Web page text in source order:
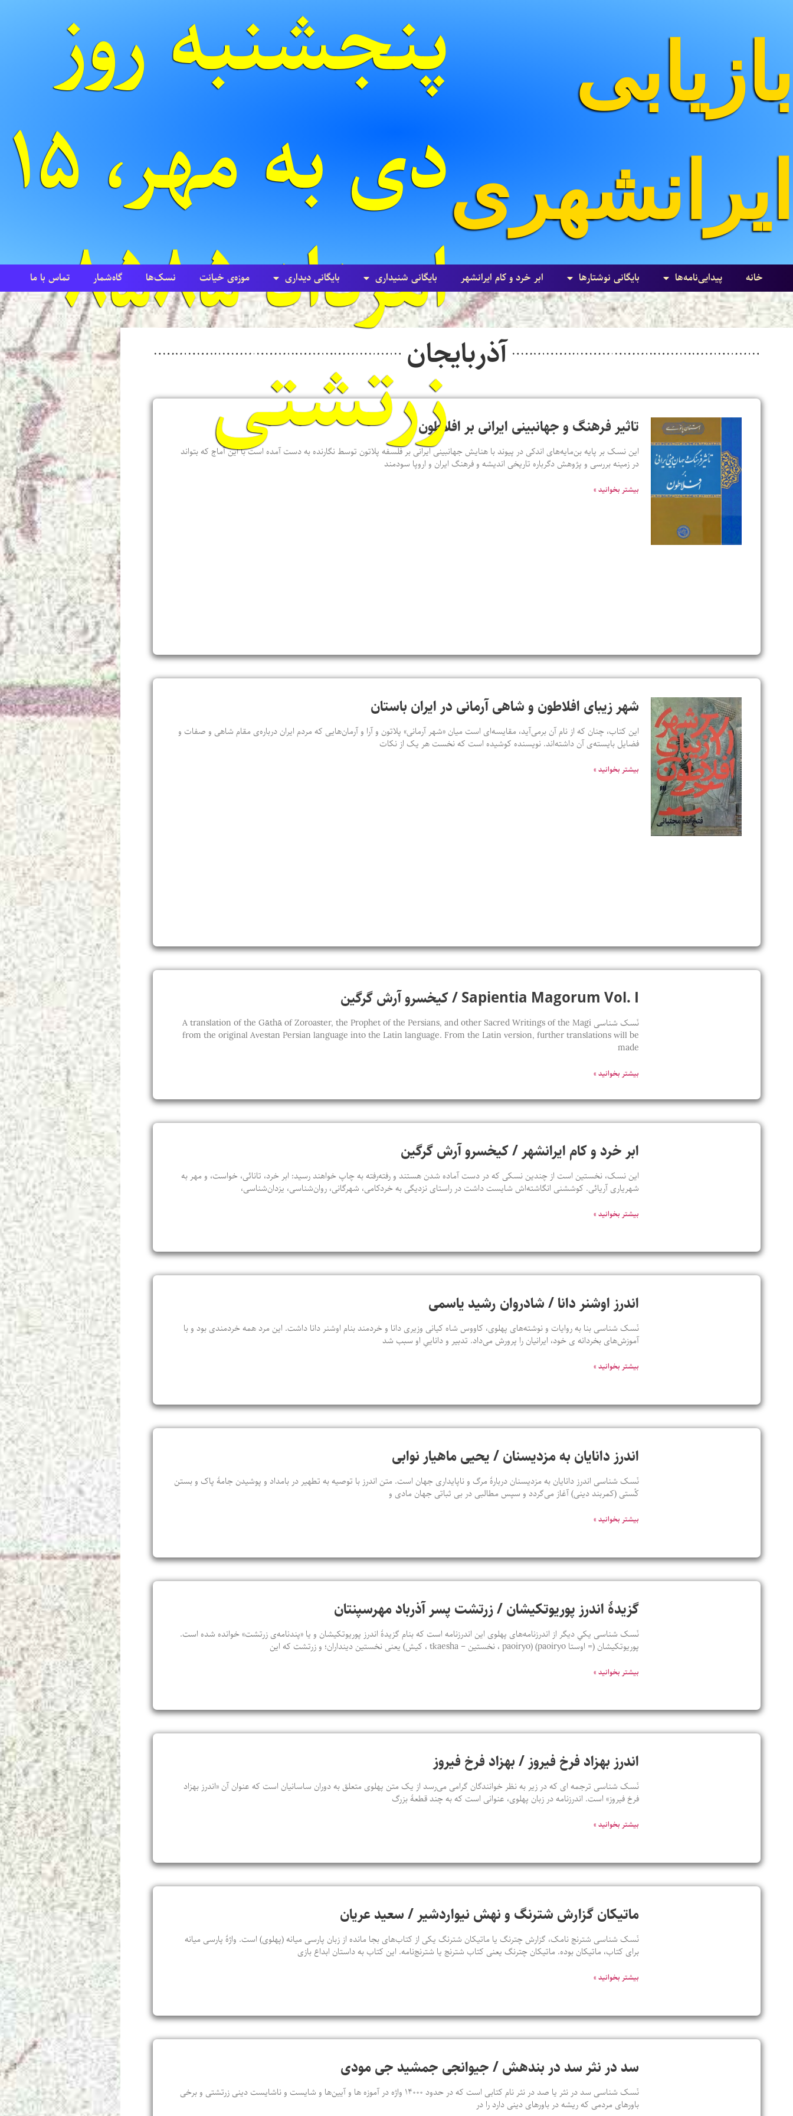
بازیابی
ایرانشهری
پنجشنبه روز
دی به مهر، ۱۵
امرداد ۸۵۸۵
زرتشتی
خانه پیدایی‌نامه‌ها بایگانی نوشتارها ابر خرد و کام ایرانشهر بایگانی شنيداری بایگانی ديداری موزه‌ی خیانت نسک‌ها گاه‌شمار تماس با ما
آذربایجان
تاثیر فرهنگ و جهانبینی ایرانی بر افلاطون
این نسک بر پایه بن‌مایه‌های اندکی در پیوند با هنایش جهانبینی ایرانی بر فلسفه پلاتون توسط نگارنده به دست آمده است با این آماج که بتواند
در زمینه بررسی و پژوهش دگرباره تاریخی اندیشه و فرهنگ ایران و اروپا سودمند
بیشتر بخوانید »
شهر زیبای افلاطون و شاهی آرمانی در ایران باستان
این کتاب، چنان که از نام آن برمی‌آید، مقایسه‌ای‌ است میان «شهر آرمانی» پلاتون و آرا و آرمان‌هایی که مردم ایران درباره‌‌ی مقام شاهی و صفات و
فضایل بایسته‌ی آن داشته‌اند. نویسنده کوشیده است که نخست هر یک از نکات
بیشتر بخوانید »
Sapientia Magorum Vol. I / کیخسرو آرش گرگین
نَسک شناسی A translation of the Gāthā of Zoroaster, the Prophet of the Persians, and other Sacred Writings of the Magi
from the original Avestan Persian language into the Latin language. From the Latin version, further translations will be
made
بیشتر بخوانید »
ابر خرد و کام ایرانشهر / کیخسرو آرش گرگین
این نسک، نخستین است از چندین نسکی که در دست آماده شدن هستند و رفته‌رفته به چاپ خواهند رسید: ابر خرد، تانائی، خواست، و مهر به
شهریاری آریائی. کوششنی انگاشته‌اش شایست داشت در راستای نزدیگی به خردکامی، شهرگانی، روان‌شناسی، یزدان‌شناسی،
بیشتر بخوانید »
اندرز اوشنر دانا / شادروان رشید یاسمی
نَسک شناسی بنا به روایات و نوشته‌های پهلوی، کاووس شاه کیانی وزیری دانا و خردمند بنام اوشنر دانا داشت. این مرد همه خردمندی بود و با
آموزش‌های بخردانه ی خود، ایرانیان را پرورش می‌داد. تدبیر و داناییِ او سبب شد
بیشتر بخوانید »
اندرز دانایان به مزدیسنان / یحیی ماهیار نوابی
نَسک شناسی اندرز دانایان به مزدیسنان دربارهٔ مرگ و ناپایداری جهان است. متن اندرز با توصیه به تطهیر در بامداد و پوشیدن جامهٔ پاک و بستن
کُستی (کمربند دینی) آغاز می‌گردد و سپس مطالبی در بی‌ ثباتی جهان مادی و
بیشتر بخوانید »
گزيدۀ اندرز پوريوتکيشان / زرتشت پسر آذرباد مهرسپنتان
نَسک شناسی يکي ديگر از اندرزنامه‌های پهلوی اين اندرزنامه است که بنام گزيدۀ اندرز پوريوتکيشان و يا «پندنامه‌ی زرتشت» خوانده شده است.
پوريوتکيشان (= اوستا paoiryo) (paoiryo ، نخستين – tkaesha ، کيش) يعنی نخستين دينداران؛ و زرتشت که اين
بیشتر بخوانید »
اندرز بهزاد فرخ فیروز / بهزاد فرخ فیروز
نَسک شناسی ترجمه ای که در زیر به نظر خوانندگان گرامی می‌رسد از یک متن پهلوی متعلق به دوران ساسانیان است که عنوان آن «اندرز بهزاد
فرخ فیروز» است. اندرزنامه در زبان پهلوی، عنوانی است که به چند قطعۀ بزرگ
بیشتر بخوانید »
ماتیکان گزارش شترنگ و نهش نیواردشیر / سعید عریان
نَسک شناسی شترنج نامک، گزارش چترنگ یا ماتیکان شترنگ یکی از کتاب‌های بجا مانده از زبان پارسی میانه (پهلوی) است. واژۀ پارسی میانه
برای کتاب، ماتیکان بوده. ماتیکان چترنگ یعنی کتاب شترنج یا شترنج‌نامه. این کتاب به داستان ابداع بازی
بیشتر بخوانید »
سد در نثر سد در بندهش / جیوانجی جمشید جی مودی
نَسک شناسی سد در نثر یا صد در نثر نام کتابی است که در حدود ۱۴۰۰۰ واژه در آموزه‌ ها و آیین‌ها و شایست و ناشایست دینی زرتشتی و برخی
باورهای مردمی که ریشه در باورهای دینی دارد را در